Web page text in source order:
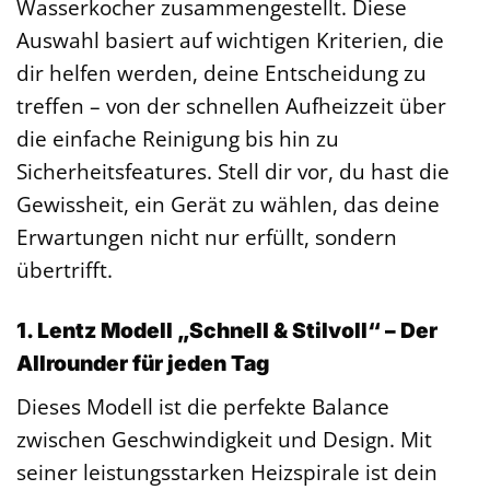
Wasserkocher zusammengestellt. Diese
Auswahl basiert auf wichtigen Kriterien, die
dir helfen werden, deine Entscheidung zu
treffen – von der schnellen Aufheizzeit über
die einfache Reinigung bis hin zu
Sicherheitsfeatures. Stell dir vor, du hast die
Gewissheit, ein Gerät zu wählen, das deine
Erwartungen nicht nur erfüllt, sondern
übertrifft.
1. Lentz Modell „Schnell & Stilvoll“ – Der
Allrounder für jeden Tag
Dieses Modell ist die perfekte Balance
zwischen Geschwindigkeit und Design. Mit
seiner leistungsstarken Heizspirale ist dein